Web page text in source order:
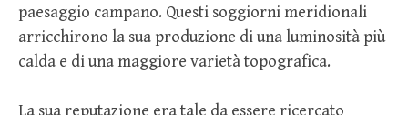
paesaggio campano. Questi soggiorni meridionali
arricchirono la sua produzione di una luminosità più
calda e di una maggiore varietà topografica.